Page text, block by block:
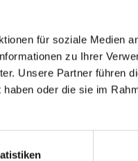
für soziale Medien
zu Ihrer
Unsere Partner führen
oder die sie im